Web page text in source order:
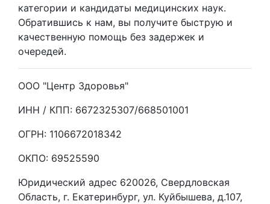
категории и кандидаты медицинских наук.
Обратившись к нам, вы получите быструю и
качественную помощь без задержек и
очередей.
ООО "Центр Здоровья"
ИНН / КПП: 6672325307/668501001
ОГРН: 1106672018342
ОКПО: 69525590
Юридический адрес 620026, Свердловская
Область, г. Екатеринбург, ул. Куйбышева, д.107,